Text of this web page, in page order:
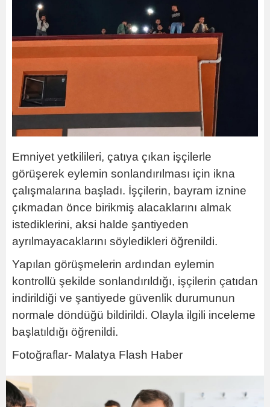
Emniyet yetkilileri, çatıya çıkan işçilerle
görüşerek eylemin sonlandırılması için ikna
çalışmalarına başladı. İşçilerin, bayram iznine
çıkmadan önce birikmiş alacaklarını almak
istediklerini, aksi halde şantiyeden
ayrılmayacaklarını söyledikleri öğrenildi.
Yapılan görüşmelerin ardından eylemin
kontrollü şekilde sonlandırıldığı, işçilerin çatıdan
indirildiği ve şantiyede güvenlik durumunun
normale döndüğü bildirildi. Olayla ilgili inceleme
başlatıldığı öğrenildi.
Fotoğraflar- Malatya Flash Haber